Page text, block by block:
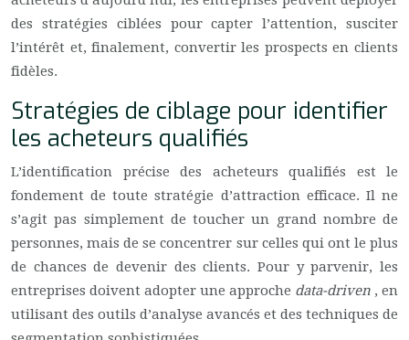
des stratégies ciblées pour capter l’attention, susciter
l’intérêt et, finalement, convertir les prospects en clients
fidèles.
Stratégies de ciblage pour identifier
les acheteurs qualifiés
L’identification précise des acheteurs qualifiés est le
fondement de toute stratégie d’attraction efficace. Il ne
s’agit pas simplement de toucher un grand nombre de
personnes, mais de se concentrer sur celles qui ont le plus
de chances de devenir des clients. Pour y parvenir, les
entreprises doivent adopter une approche data-driven , en
utilisant des outils d’analyse avancés et des techniques de